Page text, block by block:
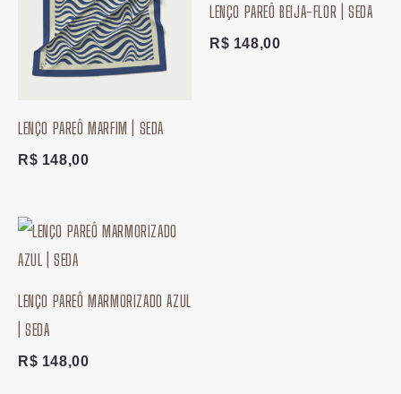
LENÇO PAREÔ MARFIM | SEDA
R$ 148,00
LENÇO PAREÔ BEIJA-FLOR | SEDA
R$ 148,00
LENÇO PAREÔ MARMORIZADO AZUL
| SEDA
R$ 148,00